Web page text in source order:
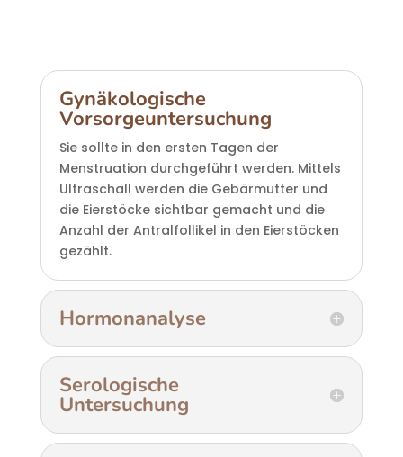
Gynäkologische
Vorsorgeuntersuchung
Sie sollte in den ersten Tagen der
Menstruation durchgeführt werden. Mittels
Ultraschall werden die Gebärmutter und
die Eierstöcke sichtbar gemacht und die
Anzahl der Antralfollikel in den Eierstöcken
gezählt.
Hormonanalyse
Serologische
Untersuchung